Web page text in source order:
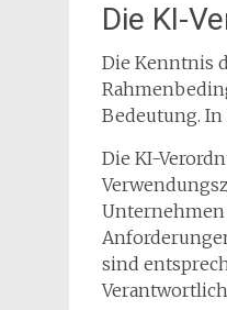
Die KI-
Die Kenntnis
Bedeutung.
Die KI-
Unternehmen
sind